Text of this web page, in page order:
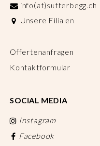
info(at)sutterbegg.ch
Unsere Filialen
Offertenanfragen
Kontaktformular
SOCIAL MEDIA
Instagram
Facebook